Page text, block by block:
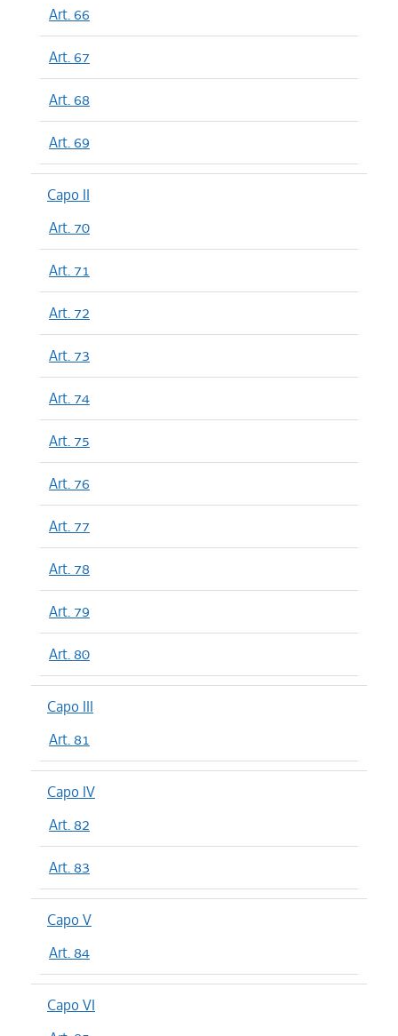
Art. 66
Art. 67
Art. 68
Art. 69
Capo II
Art. 70
Art. 71
Art. 72
Art. 73
Art. 74
Art. 75
Art. 76
Art. 77
Art. 78
Art. 79
Art. 80
Capo III
Art. 81
Capo IV
Art. 82
Art. 83
Capo V
Art. 84
Capo VI